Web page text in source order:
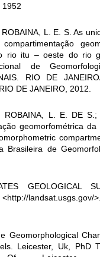
1952
ROBAINA, L. E. S. As
rio itu – oeste do rio
de
RIO DE
DE JANEIRO, 2012.
ROBAINA, L. E. DE S.;
geomorfométrica
Brasileira de
GEOLOGICAL
landsat.usgs.gov/
Geomorphological
Leicester, Uk, PhD